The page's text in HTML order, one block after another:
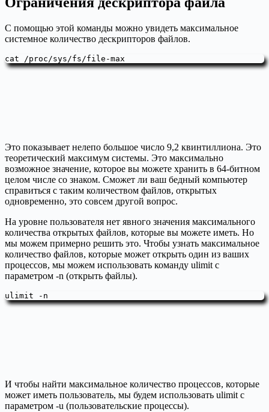
С помощью этой команды можно увидеть максимальное
системное количество дескрипторов файлов.
cat /proc/sys/fs/file-max
Это показывает нелепо большое число 9,2 квинтиллиона. Это
теоретический максимум системы. Это максимально
возможное значение, которое вы можете хранить в 64-битном
целом числе со знаком. Сможет ли ваш бедный компьютер
справиться с таким количеством файлов, открытых
одновременно, это совсем другой вопрос.
На уровне пользователя нет явного значения максимального
количества открытых файлов, которые вы можете иметь. Но
мы можем примерно решить это. Чтобы узнать максимальное
количество файлов, которые может открыть один из ваших
процессов, мы можем использовать команду ulimit с
параметром -n (открыть файлы).
ulimit -n
И чтобы найти максимальное количество процессов, которые
может иметь пользователь, мы будем использовать ulimit с
параметром -u (пользовательские процессы).